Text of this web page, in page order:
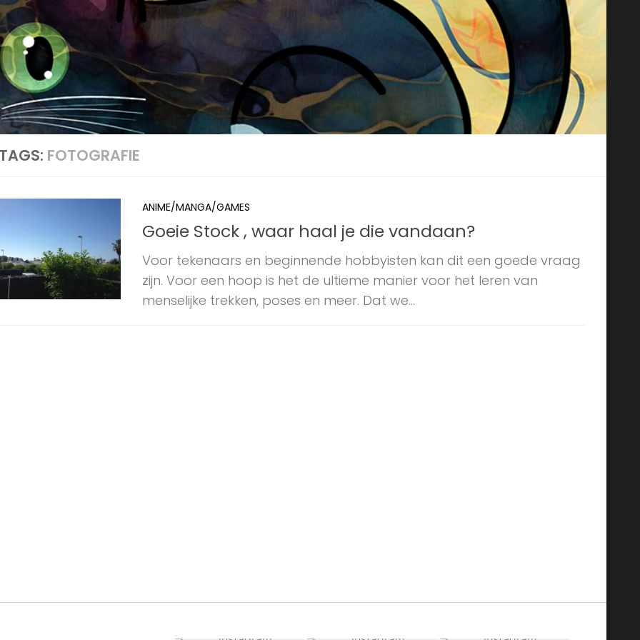
FOTOGRAFIE
ANIME/MANGA/GAMES
Goeie Stock , waar haal je die vandaan?
Voor tekenaars en beginnende hobbyisten kan dit een goede vraag
zijn. Voor een hoop is het de ultieme manier voor het leren van
menselijke trekken, poses en meer. Dat we...